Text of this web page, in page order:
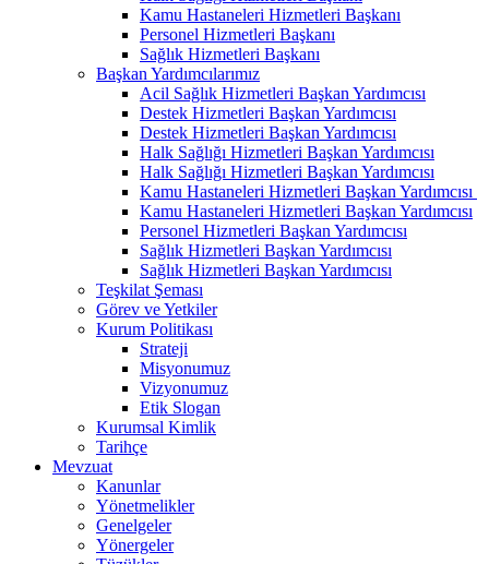
Kamu Hastaneleri Hizmetleri Başkanı
Personel Hizmetleri Başkanı
Sağlık Hizmetleri Başkanı
Başkan Yardımcılarımız
Acil Sağlık Hizmetleri Başkan Yardımcısı
Destek Hizmetleri Başkan Yardımcısı
Destek Hizmetleri Başkan Yardımcısı
Halk Sağlığı Hizmetleri Başkan Yardımcısı
Halk Sağlığı Hizmetleri Başkan Yardımcısı
Kamu Hastaneleri Hizmetleri Başkan Yardımcısı ​
Kamu Hastaneleri Hizmetleri Başkan Yardımcısı
Personel Hizmetleri Başkan Yardımcısı
Sağlık Hizmetleri Başkan Yardımcısı
Sağlık Hizmetleri Başkan Yardımcısı
Teşkilat Şeması
Görev ve Yetkiler
Kurum Politikası
Strateji
Misyonumuz
Vizyonumuz
Etik Slogan
Kurumsal Kimlik
Tarihçe
Mevzuat
Kanunlar
Yönetmelikler
Genelgeler
Yönergeler